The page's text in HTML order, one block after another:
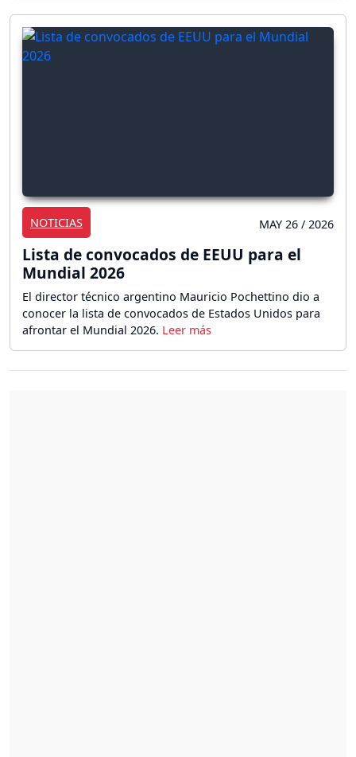
NOTICIAS MAY 26 / 2026
Lista de convocados de EEUU para el
Mundial 2026
El director técnico argentino Mauricio Pochettino dio a
conocer la lista de convocados de Estados Unidos para
afrontar el Mundial 2026.